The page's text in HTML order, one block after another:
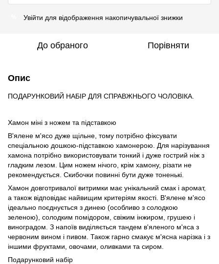
Увійти для відображення накопичувальної знижки
До обраного Порівняти
Опис
ПОДАРУНКОВИЙ НАБІР ДЛЯ СПРАВЖНЬОГО ЧОЛОВІКА.
Хамон міні з ножем та підставкою
В'ялене м'ясо дуже щільне, тому потрібно фіксувати
спеціальною дошкою-підставкою хамонерою. Для нарізування
хамона потрібно використовувати тонкий і дуже гострий ніж з
гладким лезом. Цим ножем нічого, крім хамону, різати не
рекомендується. Скибочки повинні бути дуже тоненькі.
Хамон довготривалої витримки має унікальний смак і аромат,
а також відповідає найвищим критеріям якості. В'ялене м'ясо
ідеально поєднується з динею (особливо з солодкою
зеленою), солодким помідором, свіжим інжиром, грушею і
виноградом. З напоїв виділяється тандем в'яленого м'яса з
червоним вином і пивом. Також гарно смакує м'ясна нарізка і з
іншими фруктами, овочами, оливками та сиром.
Подарунковий набір